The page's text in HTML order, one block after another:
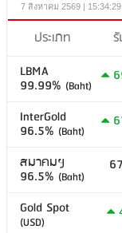
7 สิงหาคม 2569 | 15:34:29
ประเภท
LBMA
99.99% (Baht)
InterGold
96.5% (Baht)
สมาคมฯ
96.5% (Baht)
Gold Spot
(USD)